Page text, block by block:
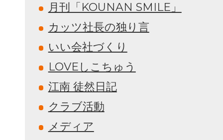
月刊「KOUNAN SMILE」
カッツ社長の独り言
いい会社づくり
LOVEしこちゅう
江南 徒然日記
クラブ活動
メディア